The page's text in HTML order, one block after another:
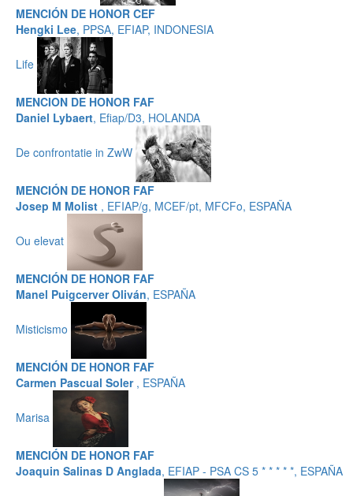
MENCIÓN DE HONOR CEF
Hengki Lee, PPSA, EFIAP, INDONESIA
Life
MENCION DE HONOR FAF
Daniel Lybaert, Efiap/D3, HOLANDA
De confrontatie in ZwW
MENCIÓN DE HONOR FAF
Josep M Molist , EFIAP/g, MCEF/pt, MFCFo, ESPAÑA
Ou elevat
MENCIÓN DE HONOR FAF
Manel Puigcerver Oliván, ESPAÑA
Misticismo
MENCIÓN DE HONOR FAF
Carmen Pascual Soler , ESPAÑA
Marisa
MENCIÓN DE HONOR FAF
Joaquin Salinas D Anglada, EFIAP - PSA CS 5 * * * * *, ESPAÑA